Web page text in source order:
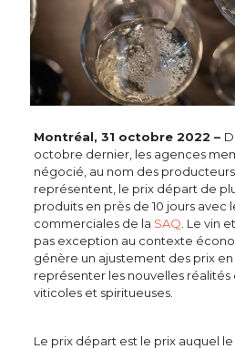
Montréal, 31 octobre 2022 –
octobre dernier, les agences
négocié, au nom des producteurs
représentent, le prix départ de
produits en près de 10 jours avec
commerciales de la SAQ . Le vin
pas exception au contexte
génère un ajustement des prix en
représenter les nouvelles
viticoles et spiritueuses.
Le prix départ est le prix auquel